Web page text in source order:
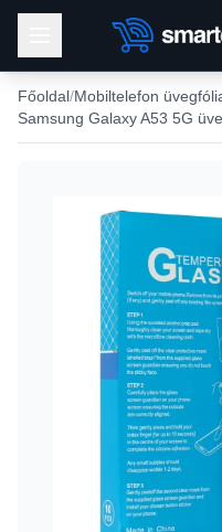
Főoldal Mobiltelefon
Samsung Galaxy A53 5G